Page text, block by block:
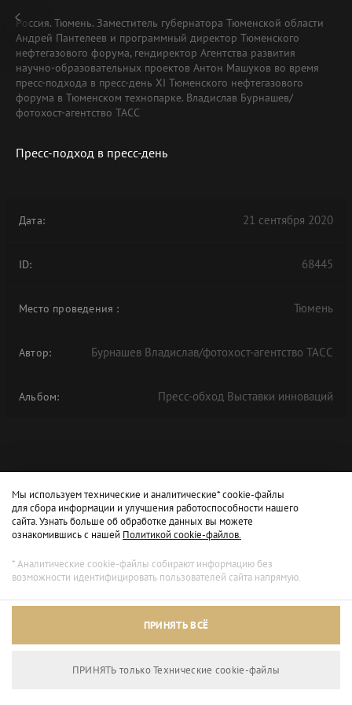
Россия. Тюмень. Заместитель губернатора Тюменской области
Андрей Пантелеев и программный директор Тюменского
нефтегазового форума, гендиректор Агентства развития
научно-образовательных проектов Антон Машуков во время
пресс-подхода в пресс-день XI Тюменского нефтегазового
форума в Тюменском технопарке. Владислав Бурнашев/
фотохост-агентство ТАСС
Пресс-подход в пресс-день
Дата: 21 сентября 2020
ID: 68445
Место проведения : Тюмень
Автор: Бурнашев Владислав/фотохост-агентство ТАСС
Альбом: Пресс-обход Выставки инноваций
Мы используем технические и аналитические* cookie-файлы
для сбора информации и улучшения работоспособности нашего
сайта. Узнать больше об обработке данных вы можете
ознакомившись с нашей Политикой cookie-файлов.
* Аналитические cookie-файлы собирают информацию без
возможности идентифицировать пользователей сайта напрямую.
ПРИНЯТЬ ВСЁ
ПРИНЯТЬ только Технические сookie-файлы